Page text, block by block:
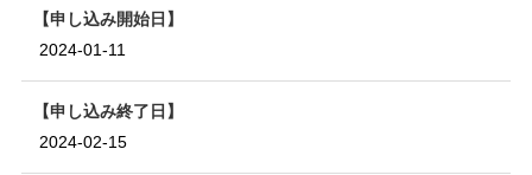
申し込み開始日
2024-01-11
申し込み終了日
2024-02-15